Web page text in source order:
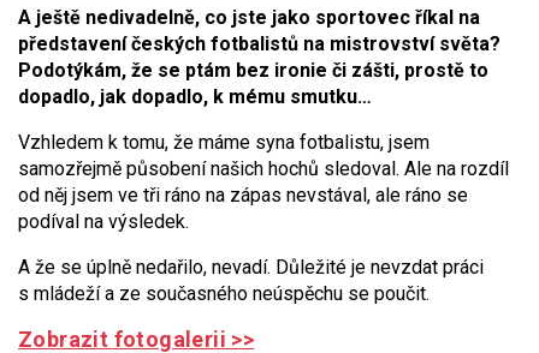
A ještě nedivadelně, co jste jako sportovec říkal na
představení českých fotbalistů na mistrovství světa?
Podotýkám, že se ptám bez ironie či zášti, prostě to
dopadlo, jak dopadlo, k mému smutku…
Vzhledem k tomu, že máme syna fotbalistu, jsem
samozřejmě působení našich hochů sledoval. Ale na rozdíl
od něj jsem ve tři ráno na zápas nevstával, ale ráno se
podíval na výsledek.
A že se úplně nedařilo, nevadí. Důležité je nevzdat práci
s mládeží a ze současného neúspěchu se poučit.
Zobrazit fotogalerii >>